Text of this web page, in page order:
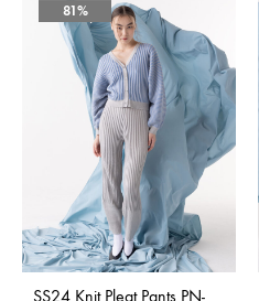
81%
SS24 Knit Pleat Pants PN-